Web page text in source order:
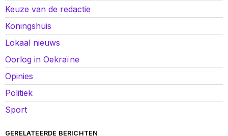
Keuze van de redactie
Koningshuis
Lokaal nieuws
Oorlog in Oekraïne
Opinies
Politiek
Sport
GERELATEERDE BERICHTEN